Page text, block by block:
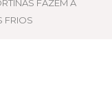
FAZEM A
FRIOS